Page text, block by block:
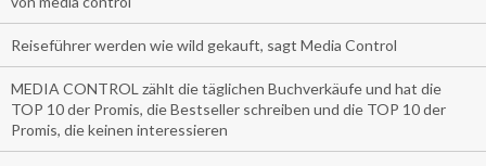
Reiseführer werden wie wild gekauft, sagt Media Control
MEDIA CONTROL zählt die täglichen Buchverkäufe und hat die
TOP 10 der Promis, die Bestseller schreiben und die TOP 10 der
Promis, die keinen interessieren